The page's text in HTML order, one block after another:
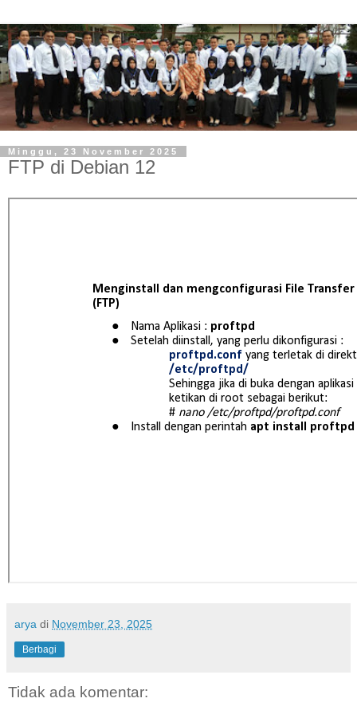
Minggu, 23 November 2025
FTP di Debian 12
arya di November 23, 2025
Berbagi
Tidak ada komentar: